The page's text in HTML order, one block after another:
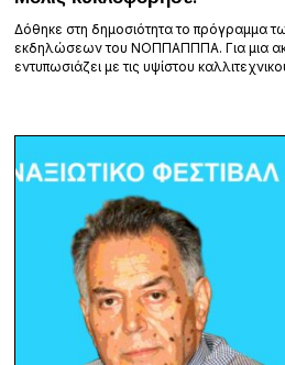
Δόθηκε στη δημοσιότητα το πρόγραμμα
εκδηλώσεων του ΝΟΠΠΑΠΠΠΑ. Για μια
εντυπωσιάζει με τις υψίστου